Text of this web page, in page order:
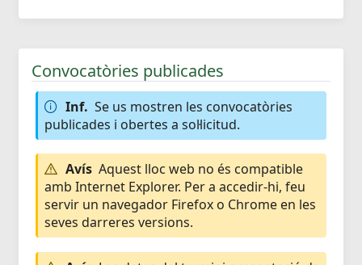
Convocatòries publicades
Inf. Se us mostren les convocatòries
publicades i obertes a sol·licitud.
Avís Aquest lloc web no és compatible
amb Internet Explorer. Per a accedir-hi, feu
servir un navegador Firefox o Chrome en les
seves darreres versions.